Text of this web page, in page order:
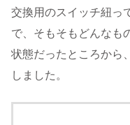
交換用のスイッチ紐っ
で、そもそもどんなも
状態だったところから
しました。